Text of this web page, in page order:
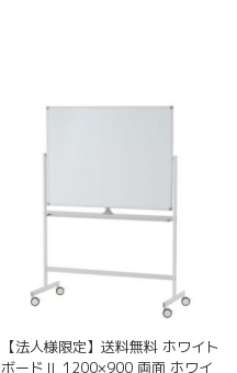
【法人様限定】送料無料 ホワイト
ボードⅡ 1200×900 両面 ホワイ